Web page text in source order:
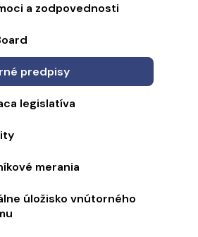
a zodpovednosti
predpisy
legislatíva
merania
úložisko vnútorného